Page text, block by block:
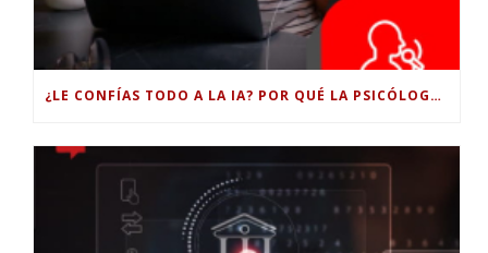
¿LE CONFÍAS TODO A LA IA? POR QUÉ LA PSICÓLOGA DICE QUE ESO PUEDE COSTARTE TUS PROPIAS HABILIDADES